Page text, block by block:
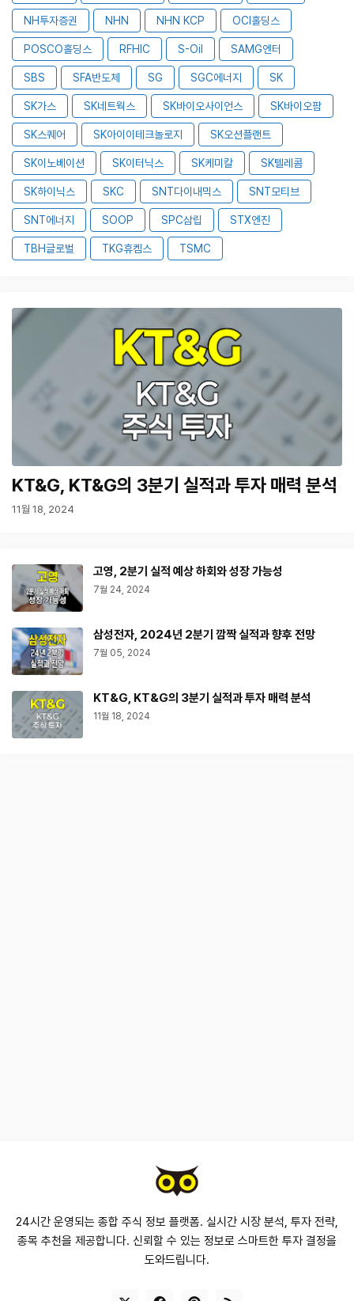
NH투자증권 NHN NHN KCP OCI홀딩스
POSCO홀딩스 RFHIC S-Oil SAMG엔터
SBS SFA반도체 SG SGC에너지 SK
SK가스 SK네트웍스 SK바이오사이언스 SK바이오팜
SK스퀘어 SK아이이테크놀로지 SK오션플랜트
SK이노베이션 SK이터닉스 SK케미칼 SK텔레콤
SK하이닉스 SKC SNT다이내믹스 SNT모티브
SNT에너지 SOOP SPC삼립 STX엔진
TBH글로벌 TKG휴켐스 TSMC
KT&G, KT&G의 3분기 실적과 투자 매력 분석
11월 18, 2024
고영, 2분기 실적 예상 하회와 성장 가능성
7월 24, 2024
삼성전자, 2024년 2분기 깜짝 실적과 향후 전망
7월 05, 2024
KT&G, KT&G의 3분기 실적과 투자 매력 분석
11월 18, 2024
24시간 운영되는 종합 주식 정보 플랫폼. 실시간 시장 분석, 투자 전략,
종목 추천을 제공합니다. 신뢰할 수 있는 정보로 스마트한 투자 결정을
도와드립니다.